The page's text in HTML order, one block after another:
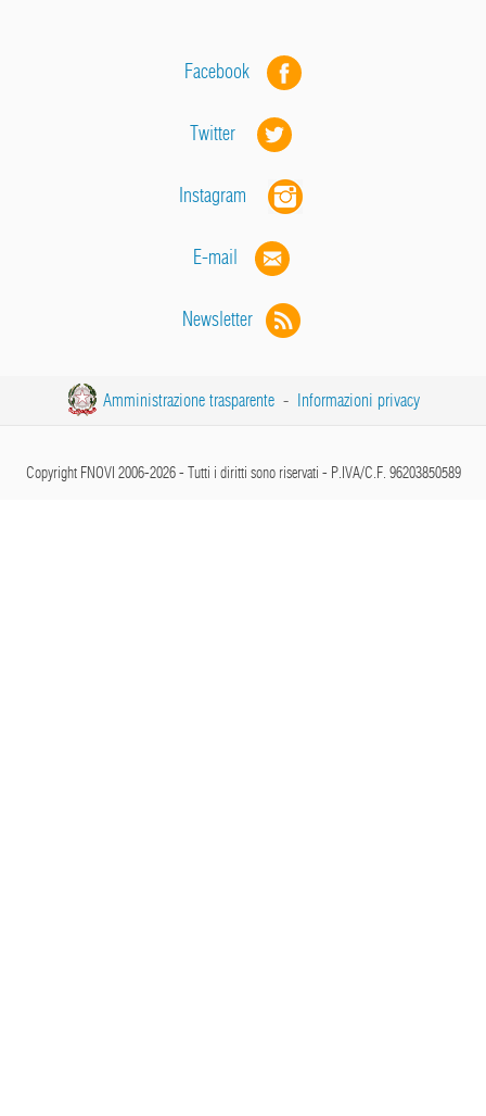
Facebook
Twitter
Instagram
E-mail
Newsletter
Amministrazione trasparente - Informazioni privacy
Copyright FNOVI 2006-2026 - Tutti i diritti sono riservati - P.IVA/C.F. 96203850589